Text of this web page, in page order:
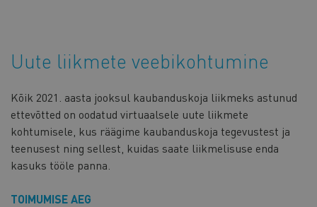
Uute liikmete veebikohtumine
Kõik 2021. aasta jooksul kaubanduskoja liikmeks astunud
ettevõtted on oodatud virtuaalsele uute liikmete
kohtumisele, kus räägime kaubanduskoja tegevustest ja
teenusest ning sellest, kuidas saate liikmelisuse enda
kasuks tööle panna.
TOIMUMISE AEG